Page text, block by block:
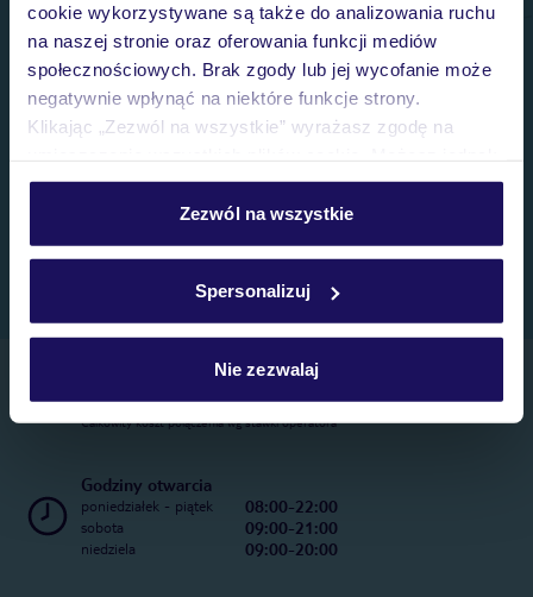
cookie wykorzystywane są także do analizowania ruchu
na naszej stronie oraz oferowania funkcji mediów
społecznościowych. Brak zgody lub jej wycofanie może
negatywnie wpłynąć na niektóre funkcje strony.
Klikając „Zezwól na wszystkie” wyrażasz zgodę na
personalizować swój wybór wchodząc w zakładkę
Szczegółowe informacje o plikach cookie znajdziesz
Zezwól na wszystkie
Spersonalizuj
Nie zezwalaj
Telefoniczne Centrum Rezerwacji
22 270 31 20
Całkowity koszt połączenia wg stawki operatora
Godziny otwarcia
poniedziałek - piątek 08:00-22:00
sobota 09:00-21:00
niedziela 09:00-20:00